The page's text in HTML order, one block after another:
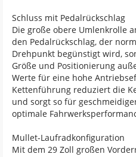
Schluss mit Pedalrückschlag
Die große obere Umlenkrolle
den Pedalrückschlag, der
Drehpunkt begünstigt wird,
Größe und Positionierung
Werte für eine hohe
Kettenführung reduziert die
und sorgt so für
optimale
Mullet-Laufradkonfiguration
Mit dem 29 Zoll großen